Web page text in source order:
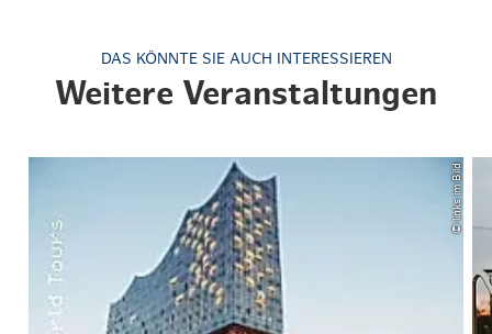
DAS KÖNNTE SIE AUCH INTERESSIEREN
Weitere Veranstaltungen
© links im Bild